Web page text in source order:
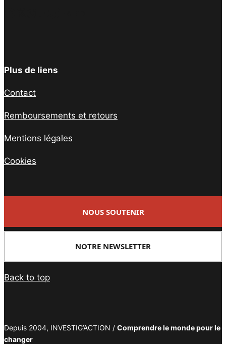
Plus de liens
Contact
Remboursements et retours
Mentions légales
Cookies
NOUS SOUTENIR
NOTRE NEWSLETTER
Back to top
Depuis 2004, INVESTIG’ACTION / Comprendre le monde pour le
changer